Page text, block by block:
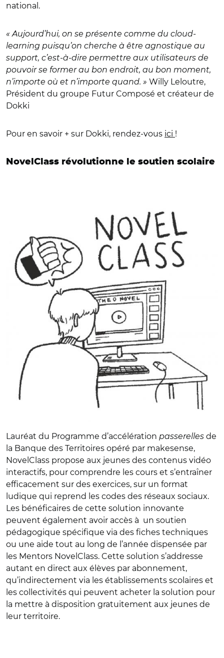
national.
« Aujourd’hui, on se présente comme du cloud-
learning puisqu’on cherche à être agnostique au
support, c’est-à-dire permettre aux utilisateurs de
pouvoir se former au bon endroit, au bon moment,
n’importe où et n’importe quand. » Willy Leloutre,
Président du groupe Futur Composé et créateur de
Dokki
Pour en savoir + sur Dokki, rendez-vous ici !
NovelClass révolutionne le soutien scolaire
Lauréat du Programme d’accélération passerelles de
la Banque des Territoires opéré par makesense,
NovelClass propose aux jeunes des contenus vidéo
interactifs, pour comprendre les cours et s’entraîner
efficacement sur des exercices, sur un format
ludique qui reprend les codes des réseaux sociaux.
Les bénéficaires de cette solution innovante
peuvent également avoir accès à un soutien
pédagogique spécifique via des fiches techniques
ou une aide tout au long de l’année dispensée par
les Mentors NovelClass. Cette solution s’addresse
autant en direct aux élèves par abonnement,
qu’indirectement via les établissements scolaires et
les collectivités qui peuvent acheter la solution pour
la mettre à disposition gratuitement aux jeunes de
leur territoire.